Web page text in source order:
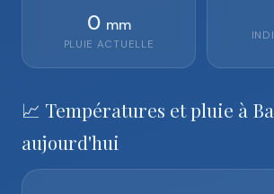
0 mm
PLUIE ACTUELLE
📈 Températures et pluie à
aujourd'hui